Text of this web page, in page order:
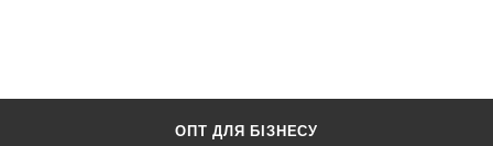
ОПТ ДЛЯ БІЗНЕСУ